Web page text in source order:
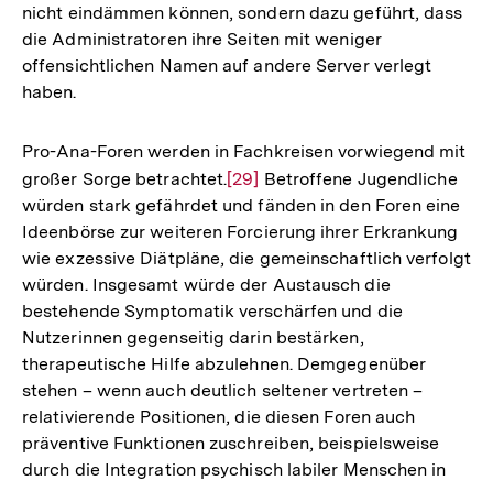
der
Fußnote
nicht eindämmen können, sondern dazu geführt, dass
die Administratoren ihre Seiten mit weniger
offensichtlichen Namen auf andere Server verlegt
haben.
Pro-Ana-Foren werden in Fachkreisen vorwiegend mit
großer Sorge betrachtet.Zur
Auflösung
der
Fußnote
[29] Betroffene Jugendliche
würden stark gefährdet und fänden in den Foren eine
Ideenbörse zur weiteren Forcierung ihrer Erkrankung
wie exzessive Diätpläne, die gemeinschaftlich verfolgt
würden. Insgesamt würde der Austausch die
bestehende Symptomatik verschärfen und die
Nutzerinnen gegenseitig darin bestärken,
therapeutische Hilfe abzulehnen. Demgegenüber
stehen – wenn auch deutlich seltener vertreten –
relativierende Positionen, die diesen Foren auch
präventive Funktionen zuschreiben, beispielsweise
durch die Integration psychisch labiler Menschen in